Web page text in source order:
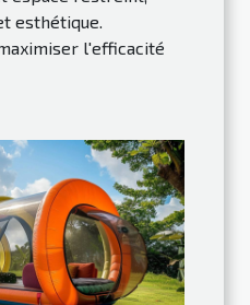
esthétique.
l'efficacité